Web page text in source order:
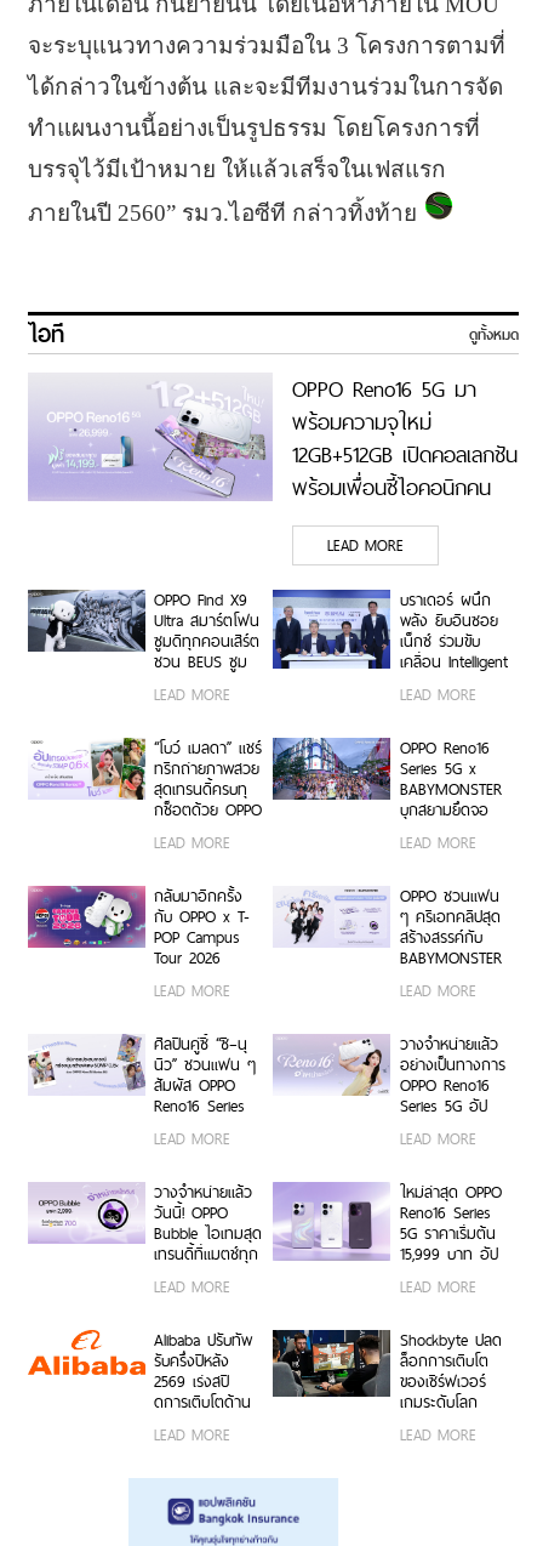
จะระบุแนวทางความร่วมมือใน 3 โครงการตามที่
ได้กล่าวในข้างต้น และจะมีทีมงานร่วมในการจัด
ทำแผนงานนี้อย่างเป็นรูปธรรม โดยโครงการที่
บรรจุไว้มีเป้าหมาย ให้แล้วเสร็จในเฟสแรก
ภายในปี 2560” รมว.ไอซีที กล่าวทิ้งท้าย
ไอที ดูทั้งหมด
OPPO Reno16 5G มา
พร้อมความจุใหม่
12GB+512GB เปิดคอลเลกชัน
พร้อมเพื่อนซี้ไอคอนิกคน
ล่าสุด Pingu Limited
Edition เติมความน่ารักทุก
โมเมนต์ เริ่ม 7 ส.ค. 69
LEAD MORE
OPPO Find X9
Ultra สมาร์ตโฟน
ซูมดีทุกคอนเสิร์ต
ชวน BEUS ซูม
เก็บทุกโมเมนต์
ความสนุกสุดคม
BUS LIGHT AS
ONE
LEAD MORE
บราเดอร์ ผนึก
พลัง ยิบอินซอย
เน็กซ์ ร่วมขับ
เคลื่อน Intelligent
Document
Transformation
Platform ยก
ระดับการจัดการ
ข้อมูลสู่ยุค
Digital-First
Enterprise
LEAD MORE
“โบว์ เมลดา” แชร์
ทริกถ่ายภาพสวย
สุดเทรนดี้ครบทุ
กช็อตด้วย OPPO
Reno16 Series
5G
LEAD MORE
OPPO Reno16
Series 5G x
BABYMONSTER
บุกสยามยึดจอ
ยักษ์ ส่งต่อแรง
บันดาลใจให้ทุก
เองได้เต็มที่ ผ่าน
OPPO K-POP
Star Random
Dance พร้อม
คลูซีฟ
LEAD MORE
กลับมาอีกครั้ง
กับ OPPO x T-
POP Campus
Tour 2026
เตรียมขนความ
สนุก บุก 6 รั้ว
ประเทศ ชวนเหล่า
นักศึกษา มา
Make Your
Moment กับ
Series 5G เร็ว ๆ
LEAD MORE
OPPO ชวนแฟน
ๆ ครีเอทคลิปสุด
สร้างสรรค์กับ
BABYMONSTER
ลุ้นรับบัตร
คอนเสิร์ตโซน VIP
Edition Gift Box
สุดเอ็กซ์คลูซีฟ
ร่วมสนุกได้ตั้งแต่
6 ก.ค. – 17 ส.ค.
LEAD MORE
ศิลปินคู่ซี้ “ซี–นุ
นิว” ชวนแฟน ๆ
สัมผัส OPPO
Reno16 Series
5G ผ่าน Live
Unbox พร้อม
กล้องมุมกว้าง
พิเศษ 50MP
0.6x เก็บทุก
โมเมนต์ โดดเด่น
LEAD MORE
วางจำหน่ายแล้ว
อย่างเป็นทางการ
OPPO Reno16
Series 5G อัป
เกรดกล้องมุม
กว้างพิเศษ
0.6x ถ่ายคนสวย
สีผิวเป็น
ธรรมชาติทั้งภาพ
นิ่งและวิดีโอ ใน
ราคาเริ่มต้นเพียง
15,999 บาท
สมนาคุณสุดคุ้ม
ค่า!
LEAD MORE
วางจำหน่ายแล้ว
วันนี้! OPPO
Bubble ไอเทมสุด
เทรนดี้ที่แมตช์ทุก
ไลฟ์สไตล์ เปิด 5
คุณสมบัติเด่น ใช้
งานได้ทั้งบนสมา
ร์ตโฟน OPPO
และระบบ iOS ใน
ราคา 2,999 บาท
LEAD MORE
ใหม่ล่าสุด OPPO
Reno16 Series
5G ราคาเริ่มต้น
15,999 บาท อัป
เกรดกล้องมุม
กว้างพิเศษ
สวยทั้งภาพและ
วิดีโอ พร้อม
ดีไซน์ดวงดาว 3
มิติ ครั้งแรกใน
LEAD MORE
Alibaba ปรับทัพ
รับครึ่งปีหลัง
2569 เร่งสปี
ดการเติบโตด้าน
AI ความพร้อม
ขององค์กร
และการขยาย
โครงสร้างพื้นฐาน
ทั่วโลก
LEAD MORE
Shockbyte ปลด
ล็อกการเติบโต
ของเซิร์ฟเวอร์
เกมระดับโลก
ด้วยขุมพลัง
เซิร์ฟเวอร์
LEAD MORE